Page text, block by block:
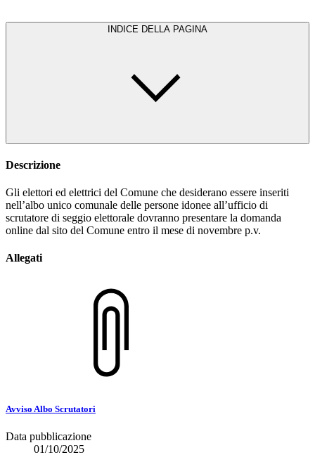
INDICE DELLA PAGINA
Descrizione
Gli elettori ed elettrici del Comune che desiderano essere inseriti
nell’albo unico comunale delle persone idonee all’ufficio di
scrutatore di seggio elettorale dovranno presentare la domanda
online dal sito del Comune entro il mese di novembre p.v.
Allegati
Avviso Albo Scrutatori
Data pubblicazione
01/10/2025